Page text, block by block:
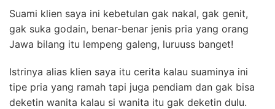
Suami klien saya ini kebetulan gak nakal, gak genit,
gak suka godain, benar-benar jenis pria yang orang
Jawa bilang itu lempeng galeng, luruuss banget!
Istrinya alias klien saya itu cerita kalau suaminya ini
tipe pria yang ramah tapi juga pendiam dan gak bisa
deketin wanita kalau si wanita itu gak deketin dulu.